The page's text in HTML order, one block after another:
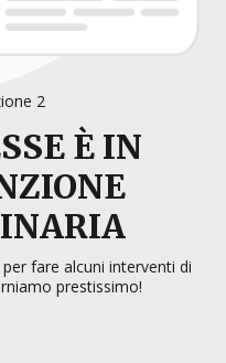
2
È IN
fare alcuni interventi di
prestissimo!